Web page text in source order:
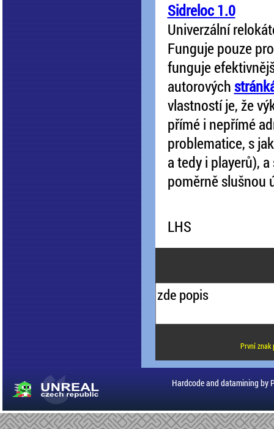
Sidreloc 1.0
Univerzální
Funguje pouze
funguje
autorových
vlastností je, že
přímé i nepřímé
problematice, s
a tedy i playerů),
poměrně slušnou
LHS
První znak
Hardcode and datamining by